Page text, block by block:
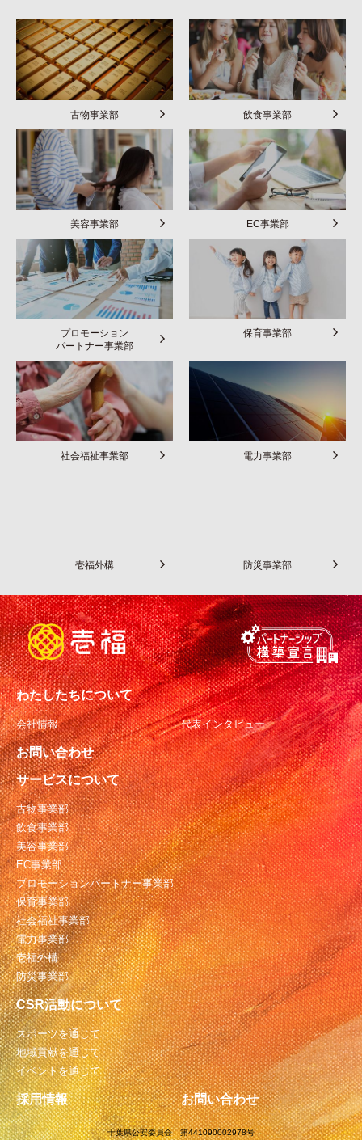
古物事業部 飲食事業部
美容事業部 EC事業部
プロモーション
パートナー事業部
保育事業部
社会福祉事業部 電力事業部
壱福外構 防災事業部
わたしたちについて
会社情報 代表インタビュー
お問い合わせ
サービスについて
古物事業部
飲食事業部
美容事業部
EC事業部
プロモーションパートナー事業部
保育事業部
社会福祉事業部
電力事業部
壱福外構
防災事業部
CSR活動について
スポーツを通じて
地域貢献を通じて
イベントを通じて
採用情報 お問い合わせ
千葉県公安委員会 第441090002978号